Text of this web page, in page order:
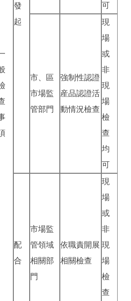
發
起
可
市、區
市場監
管部門
強制性認證
産品認證活
動情況檢查
現
場
或
非
現
場
檢
查
均
可
配
合
市場監
管領域
相關部
門
依職責開展
相關檢查
現
場
或
非
現
場
檢
查